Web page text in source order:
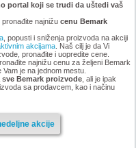
portal koji se trudi da uštedi vaš
najnižu cenu Bemark
, popusti i sniženja proizvoda na akciji
akcijama. Naš cilj je da Vi
pronađite i uopredite cene.
najnižu cenu za željeni Bemark
je na jednom mestu.
Bemark proizvode, ali je ipak
sa prodavcem, kao i načinu
akcije